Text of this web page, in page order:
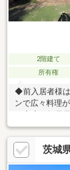
2階建て
所有権
◆前入居者様
ンで広々料理
り◆◆１坪風
ベランダも２
分あり◆◆土
茨城